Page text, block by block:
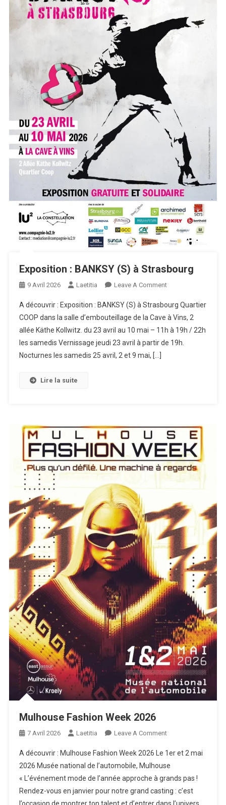
Exposition : BANKSY (S) à Strasbourg
9 Avril 2026 Laetitia Leave A CommentOn
:
BANKSY
(S)
À
A découvrir : Exposition : BANKSY (S) à Strasbourg Quartier
COOP dans la salle d’embouteillage de la Cave à Vins, 2
allée Käthe Kollwitz. du 23 avril au 10 mai – 11h à 19h / 22h
les samedis Vernissage jeudi 23 avril à partir de 19h.
Nocturnes les samedis 25 avril, 2 et 9 mai, […]
Lire la suite
Mulhouse Fashion Week 2026
7 Avril 2026 Laetitia Leave A CommentOn
Fashion
Week
2026
A découvrir : Mulhouse Fashion Week 2026 Le 1er et 2 mai
2026 Musée national de l’automobile, Mulhouse
« L’événement mode de l’année approche à grands pas !
Rendez-vous en janvier pour notre grand casting : c’est
l’occasion de montrer ton talent et d’entrer dans l’univers